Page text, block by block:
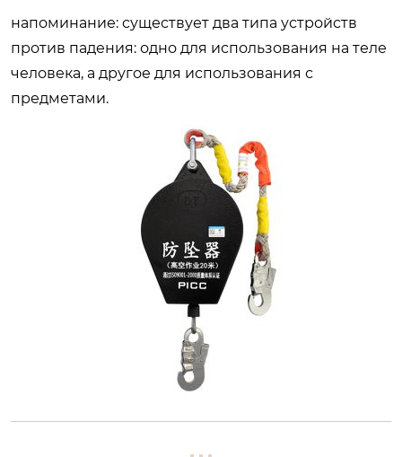
напоминание: существует два типа устройств
против падения: одно для использования на теле
человека, а другое для использования с
предметами.